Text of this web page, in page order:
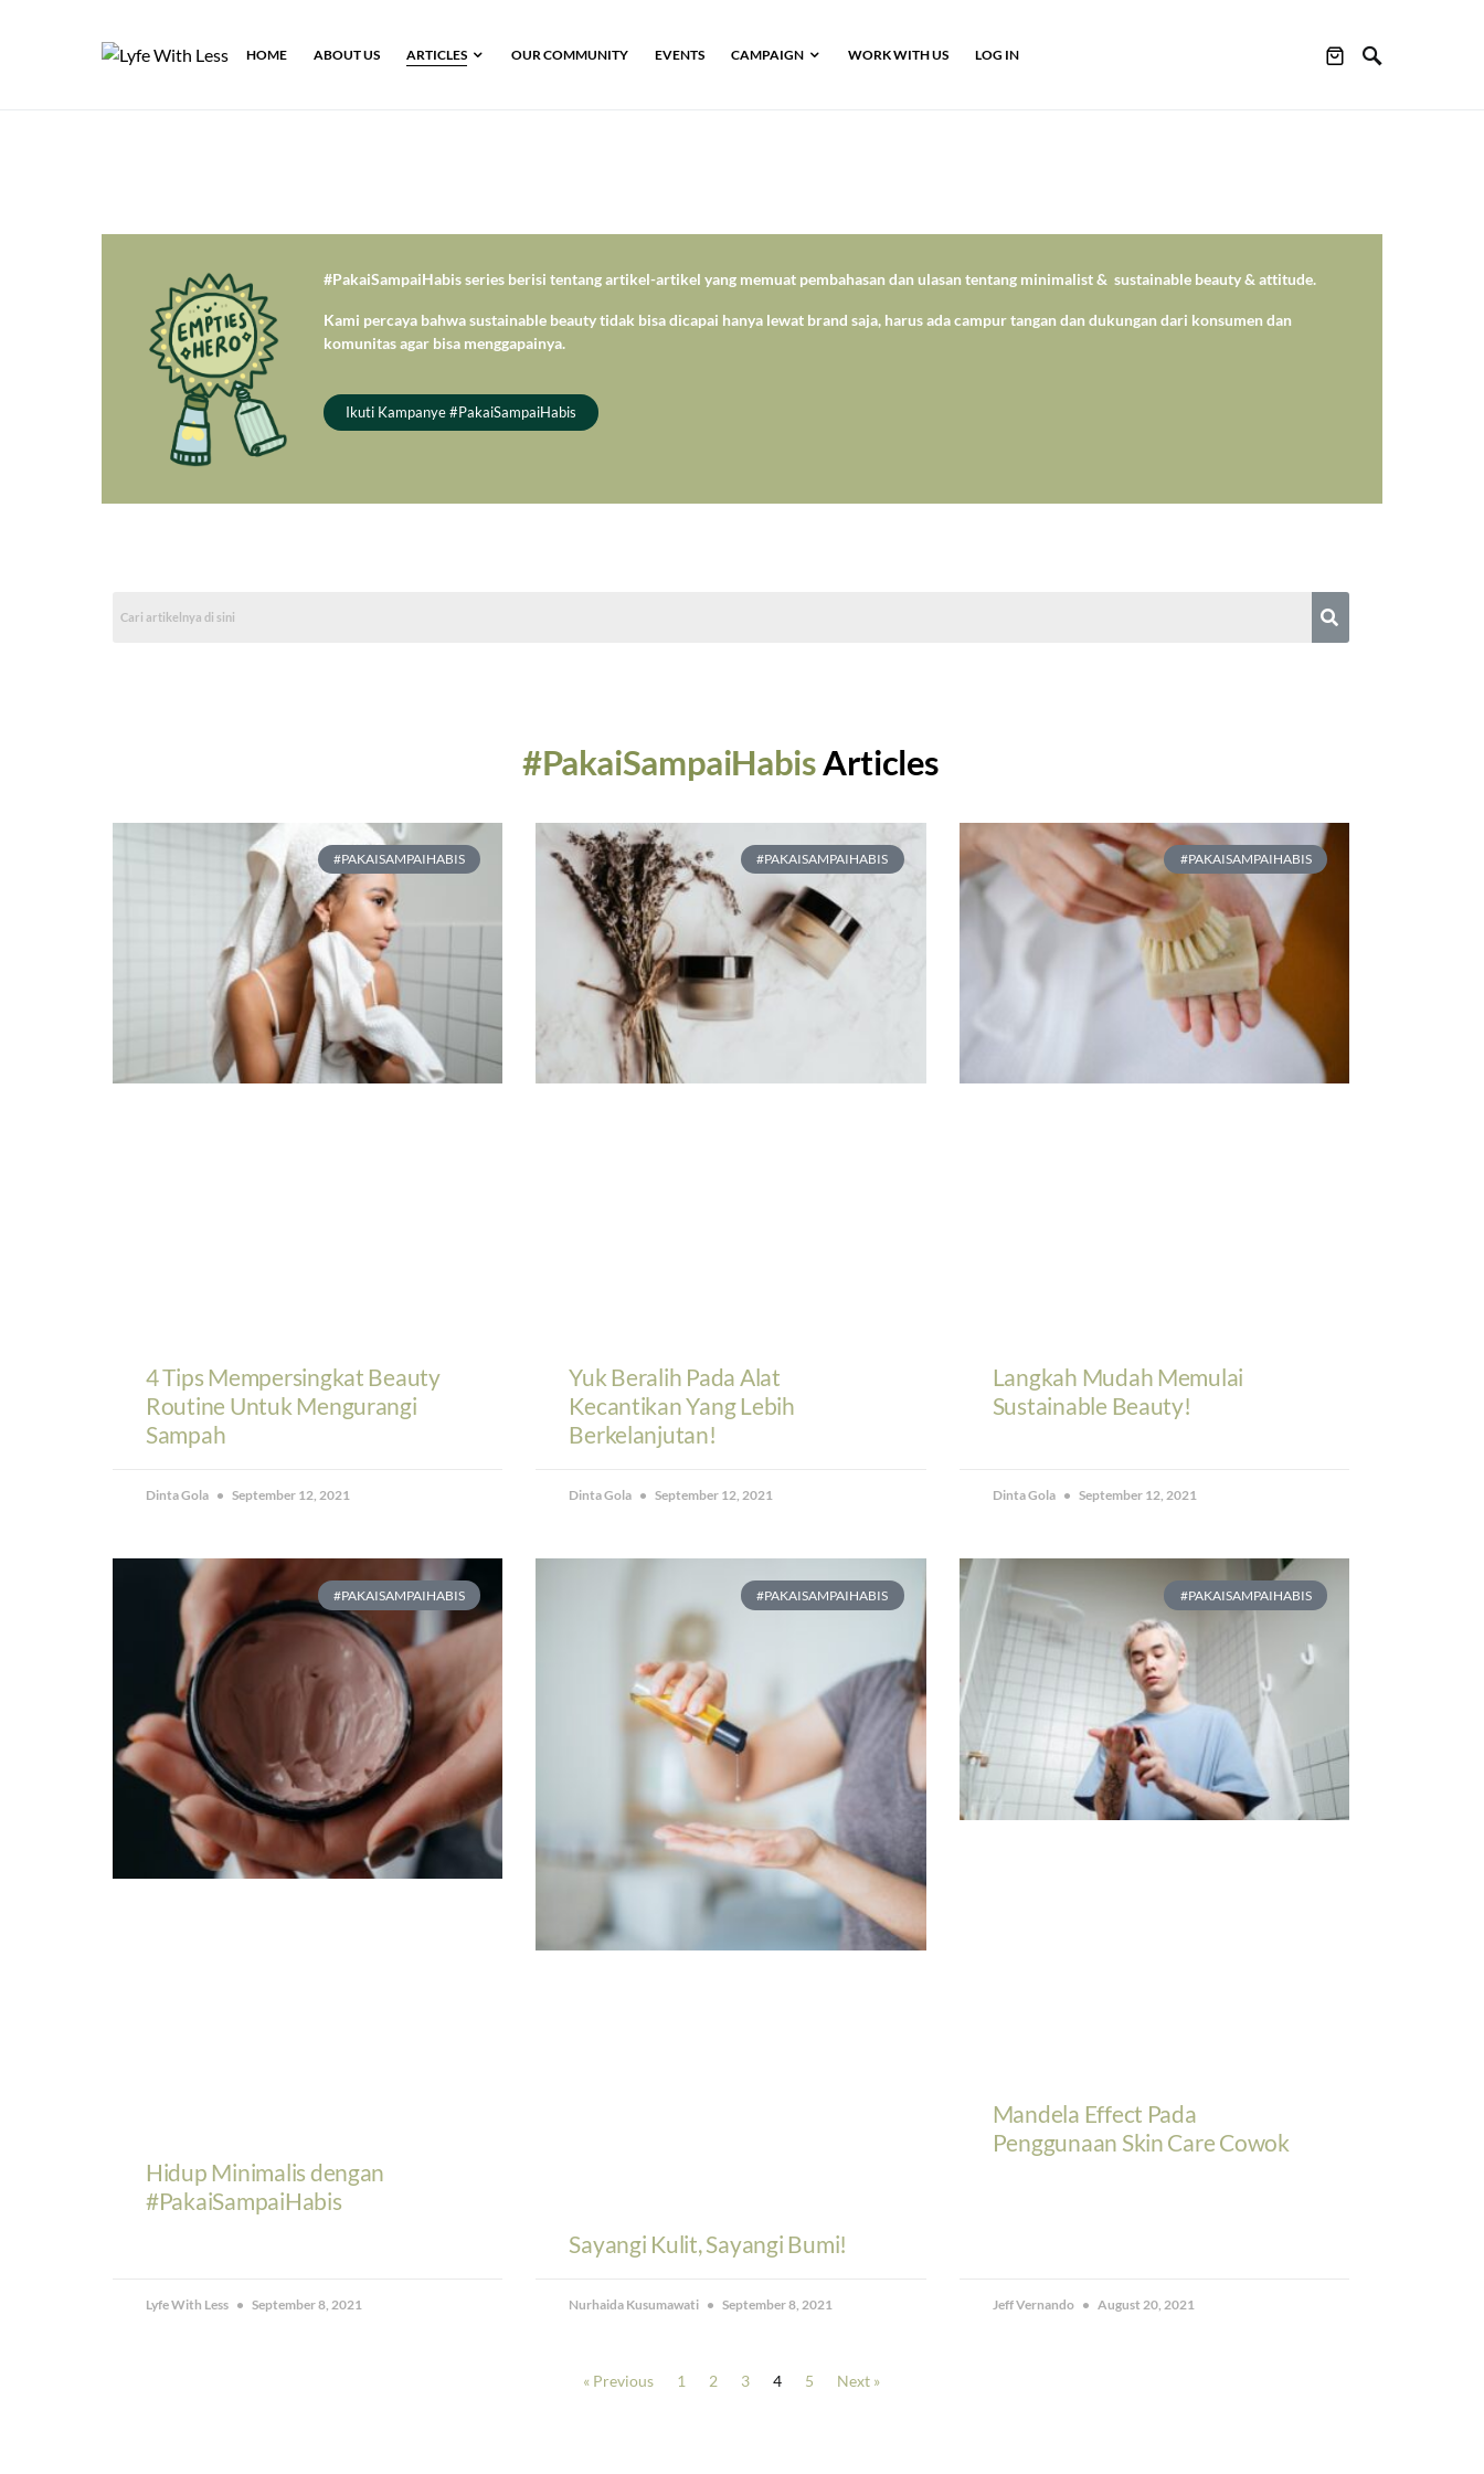
HOME ABOUT US ARTICLES OUR COMMUNITY EVENTS CAMPAIGN WORK WITH US LOG IN
#PakaiSampaiHabis series berisi tentang artikel-artikel yang memuat pembahasan dan ulasan tentang minimalist & sustainable beauty & attitude.
Kami percaya bahwa sustainable beauty tidak bisa dicapai hanya lewat brand saja, harus ada campur tangan dan dukungan dari konsumen dan
komunitas agar bisa menggapainya.
Ikuti Kampanye #PakaiSampaiHabis
#PakaiSampaiHabisArticles
#PAKAISAMPAIHABIS
4 Tips Mempersingkat Beauty
Routine Untuk Mengurangi
Sampah
Dinta Gola September 12, 2021
#PAKAISAMPAIHABIS
Yuk Beralih Pada Alat
Kecantikan Yang Lebih
Berkelanjutan!
Dinta Gola September 12, 2021
#PAKAISAMPAIHABIS
Langkah Mudah Memulai
Sustainable Beauty!
Dinta Gola September 12, 2021
#PAKAISAMPAIHABIS
Hidup Minimalis dengan
#PakaiSampaiHabis
Lyfe With Less September 8, 2021
#PAKAISAMPAIHABIS
Sayangi Kulit, Sayangi Bumi!
Nurhaida Kusumawati September 8, 2021
#PAKAISAMPAIHABIS
Mandela Effect Pada
Penggunaan Skin Care Cowok
Jeff Vernando August 20, 2021
« Previous 1 2 3 4 5 Next »